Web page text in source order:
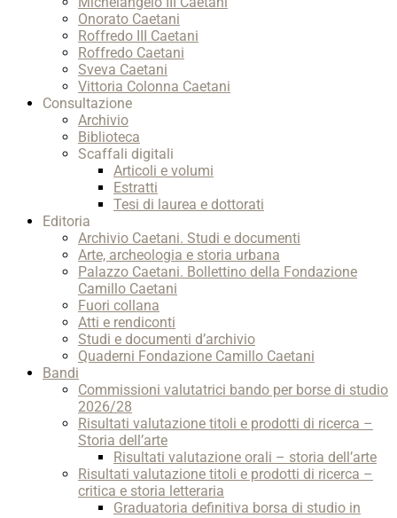
Onorato Caetani
Roffredo III Caetani
Roffredo Caetani
Sveva Caetani
Vittoria Colonna Caetani
Consultazione
Archivio
Biblioteca
Scaffali digitali
Articoli e volumi
Estratti
Tesi di laurea e dottorati
Editoria
Archivio Caetani. Studi e documenti
Arte, archeologia e storia urbana
Palazzo Caetani. Bollettino della Fondazione
Camillo Caetani
Fuori collana
Atti e rendiconti
Studi e documenti d’archivio
Quaderni Fondazione Camillo Caetani
Bandi
Commissioni valutatrici bando per borse di studio
2026/28
Risultati valutazione titoli e prodotti di ricerca –
Storia dell’arte
Risultati valutazione orali – storia dell’arte
Risultati valutazione titoli e prodotti di ricerca –
critica e storia letteraria
Graduatoria definitiva borsa di studio in